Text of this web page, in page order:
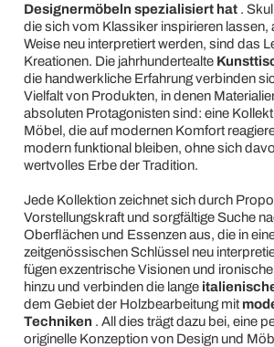
Designermöbeln spezialisiert hat.
die sich vom Klassiker inspirieren lassen,
Weise neu interpretiert werden, sind das
Kreationen. Die jahrhundertealte
die handwerkliche Erfahrung verbinden
Vielfalt von Produkten, in denen
absoluten Protagonisten sind: eine
Möbel, die auf modernen Komfort
modern funktional bleiben, ohne sich
wertvolles Erbe der Tradition.
Jede Kollektion zeichnet sich durch
Vorstellungskraft und sorgfältige Suche
Oberflächen und Essenzen aus, die in
zeitgenössischen Schlüssel neu
fügen exzentrische Visionen und
hinzu und verbinden die lange
dem Gebiet der Holzbearbeitung mit
Techniken . All dies trägt dazu bei, eine
originelle Konzeption von Design und